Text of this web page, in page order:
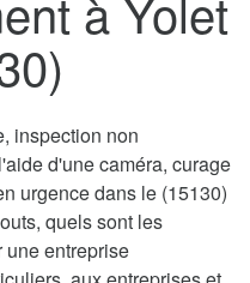
inspection non
d'une caméra, curage
urgence dans le (15130)
quels sont les
une entreprise